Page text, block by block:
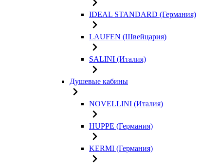
IDEAL STANDARD (Германия)
LAUFEN (Швейцария)
SALINI (Италия)
Душевые кабины
NOVELLINI (Италия)
HUPPE (Германия)
KERMI (Германия)